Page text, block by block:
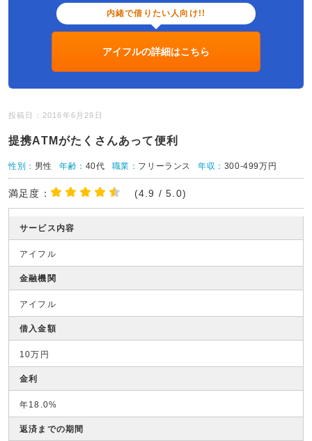
内緒で借りたい人向け!!
アイフルの詳細はこちら
投稿日：2016年6月29日
提携ATMがたくさんあって便利
性別： 男性 年齢： 40代 職業： フリーランス 年収： 300-499万円
満足度： (4.9 / 5.0)
サービス内容
アイフル
金融機関
アイフル
借入金額
10万円
金利
年18.0%
返済までの期間